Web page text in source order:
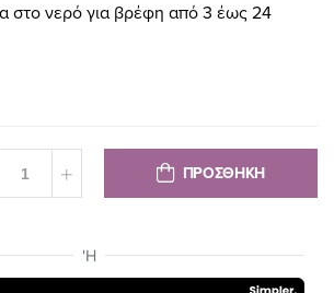
στο νερό για βρέφη από 3 έως 24
ΠΡΟΣΘΗΚΗ